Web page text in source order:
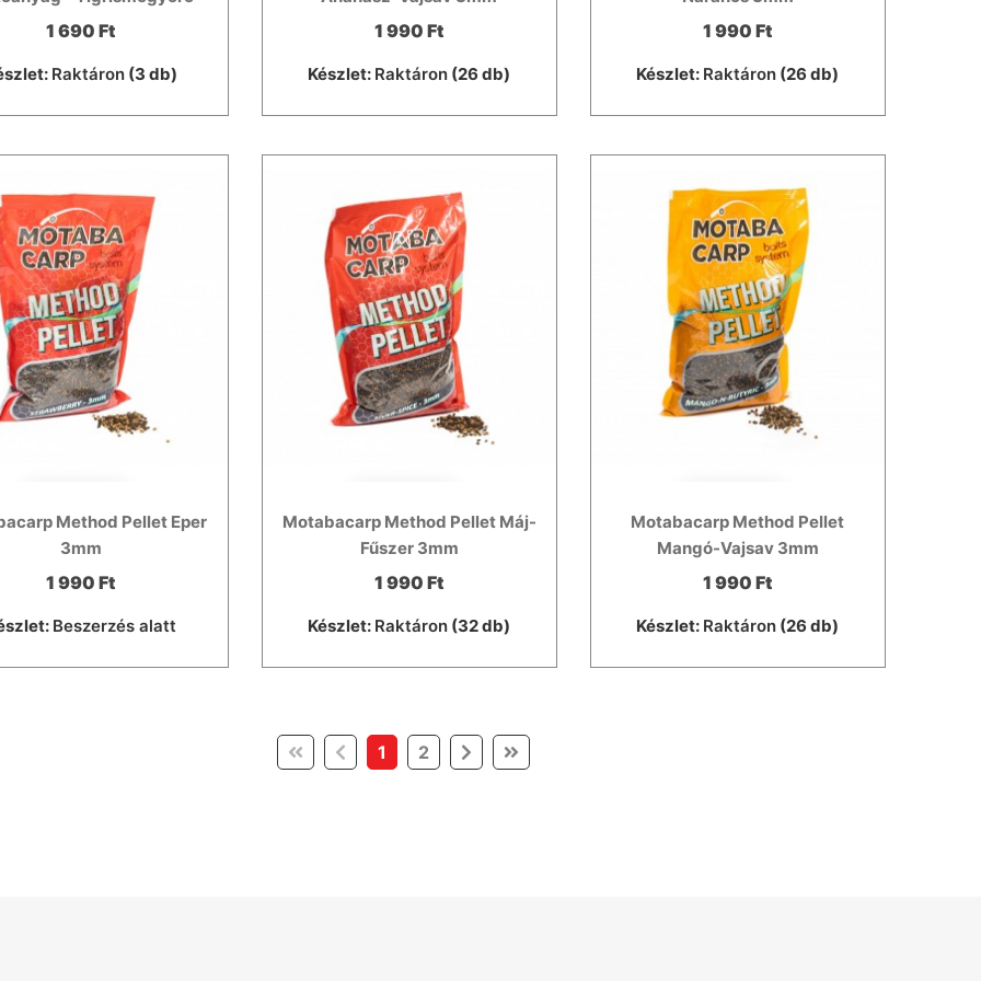
1 690 Ft
Raktáron(3 db)
1 990 Ft
Készlet: Raktáron (26 db)
1 990 Ft
Készlet: Raktáron (26 db)
Method Pellet Eper
3mm
1 990 Ft
Beszerzés alatt
Motabacarp Method Pellet Máj-
Fűszer 3mm
1 990 Ft
Készlet: Raktáron (32 db)
Motabacarp Method Pellet
Mangó-Vajsav 3mm
1 990 Ft
Készlet: Raktáron (26 db)
1 (current)
2